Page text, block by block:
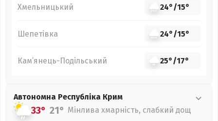
Хмельницький 24°/15°
Шепетівка 24°/15°
Кам’янець-Подільський 25°/17°
Автономна Республіка Крим
33° 21° Мінлива хмарність, слабкий дощ